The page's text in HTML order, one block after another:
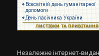
Незалежне інтернет-